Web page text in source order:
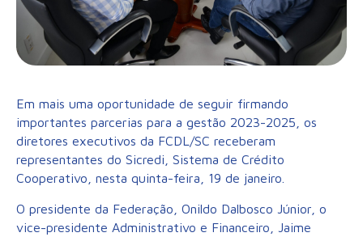
Em mais uma oportunidade de seguir firmando
importantes parcerias para a gestão 2023-2025, os
diretores executivos da FCDL/SC receberam
representantes do Sicredi, Sistema de Crédito
Cooperativo, nesta quinta-feira, 19 de janeiro.
O presidente da Federação, Onildo Dalbosco Júnior, o
vice-presidente Administrativo e Financeiro, Jaime